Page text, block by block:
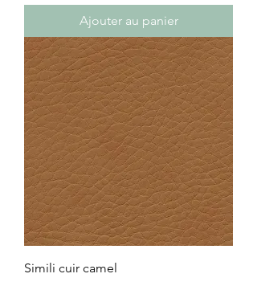
Ajouter au panier
Simili cuir camel